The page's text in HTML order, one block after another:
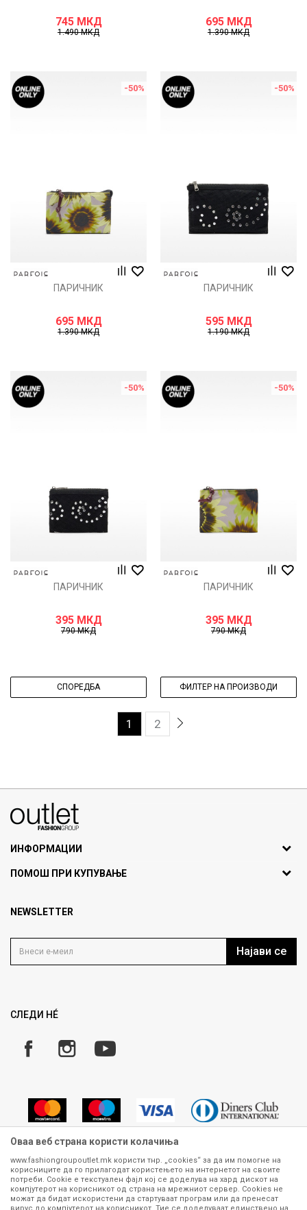
745 МКД
1.490МКД
695 МКД
1.390МКД
-50%
ПАРИЧНИК
695 МКД
1.390МКД
-50%
ПАРИЧНИК
595 МКД
1.190МКД
-50%
ПАРИЧНИК
395 МКД
790МКД
-50%
ПАРИЧНИК
395 МКД
790МКД
СПОРЕДБА ФИЛТЕР НА ПРОИЗВОДИ
1 2
ИНФОРМАЦИИ
За нас
Продавница
Кариера
ПОМОШ ПРИ КУПУВАЊЕ
Политика на приватност
Како да купите
Замена и рефундација на производи
Плаќање
NEWSLETTER
Најави се
СЛЕДИ НÉ
Сите информации околу производите кои се изложени на нашата
онлајн продавница се стремиме да бидат конкретни, точни и прецизни,
меѓутоа не можеме да гарантираме дека се без ниту една грешка или
Оваа веб страна користи колачиња
www.fashiongroupoutlet.mk користи тнр. „cookies“ за да им помогне на
корисниците да го прилагодат користењето на интернетот на своите
потреби. Cookie е текстуален фајл кој се доделува на хард дискот на
компјутерот на корисникот од страна на мрежниот сервер. Cookies не
можат да бидат искористени да стартуваат програм или да пренесат